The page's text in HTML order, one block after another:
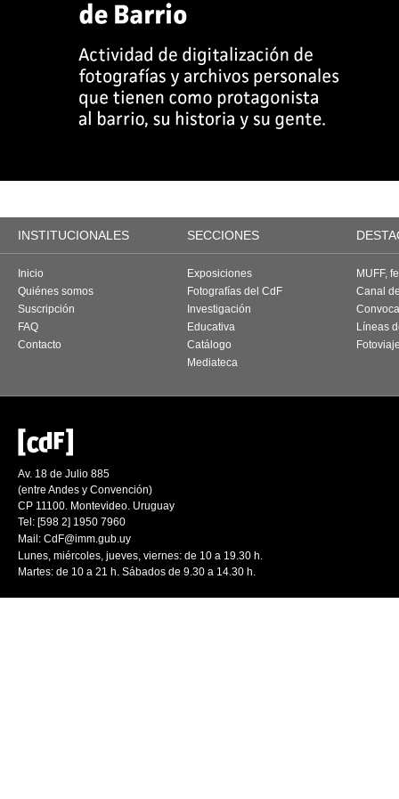
INSTITUCIONALES SECCIONES
Inicio
Quiénes somos
Suscripción
FAQ
Contacto
Exposiciones
Fotografías del CdF
Investigación
Educativa
Catálogo
Mediateca
MUFF,
Canal
Líneas
Av. 18 de Julio 885
(entre Andes y Convención)
CP 11100. Montevideo. Uruguay
Tel: [598 2] 1950 7960
Mail: CdF@imm.gub.uy
Lunes, miércoles, jueves, viernes: de 10 a 19.30 h.
Martes: de 10 a 21 h. Sábados de 9.30 a 14.30 h.